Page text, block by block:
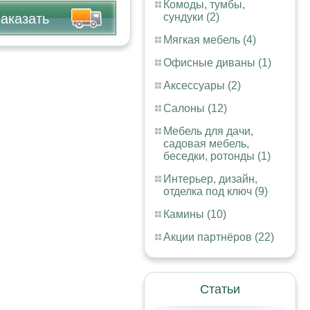
Комоды, тумбы,
сундуки (2)
Мягкая мебель (4)
Офисные диваны (1)
Аксессуары (2)
Салоны (12)
Мебель для дачи,
садовая мебель,
беседки, ротонды (1)
Интерьер, дизайн,
отделка под ключ (9)
Камины (10)
Акции партнёров (22)
Статьи